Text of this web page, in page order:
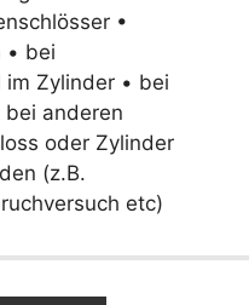
•
• bei
im Zylinder • bei
anderen
oder Zylinder
(z.B.
etc)